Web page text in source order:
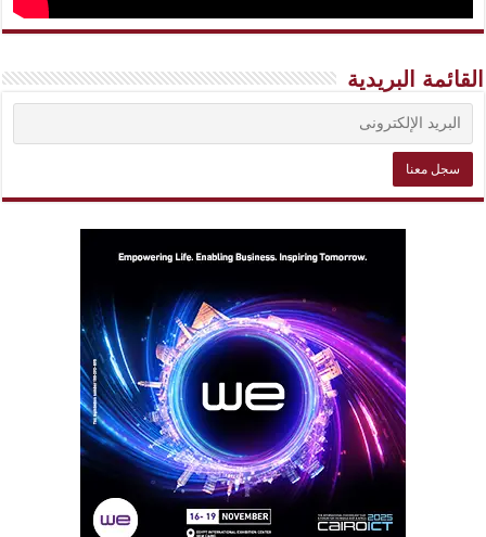
القائمة البريدية